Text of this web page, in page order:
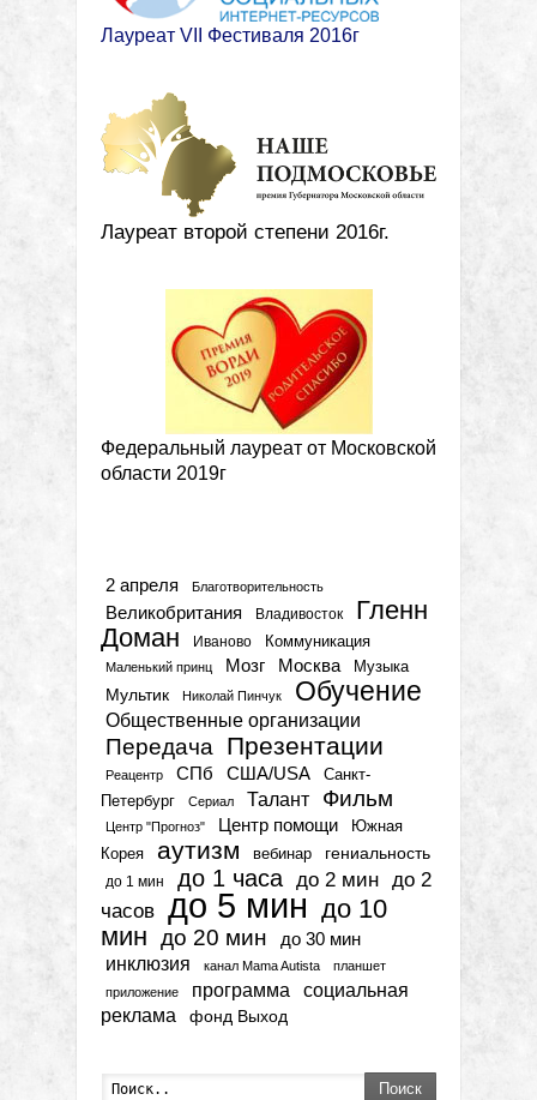
Лауреат VII Фестиваля 2016г
Лауреат второй степени 2016г.
Федеральный лауреат от Московской
области 2019г
2 апреля Благотворительность
Великобритания Владивосток
Гленн
Доман
Иваново Коммуникация
Маленький принц Мозг Москва Музыка
Мультик Николай Пинчук Обучение
Общественные организации
Передача Презентации
Реацентр СПб США/USA
Санкт-
Петербург
Сериал Талант Фильм
Центр "Прогноз" Центр помощи
Южная
Корея
аутизм вебинар гениальность
до 1 мин до 1 часа до 2 мин до 2
часов до 5 мин до 10
мин до 20 мин до 30 мин
инклюзия канал Mama Autista
планшет
приложение
программа
социальная
реклама
фонд Выход
Поиск